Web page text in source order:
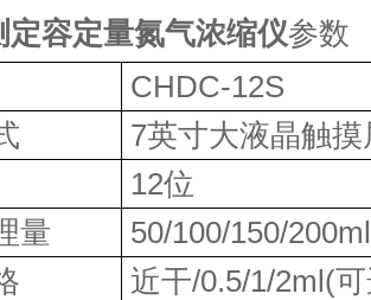
定容定量氮气浓缩仪参数
CHDC-12S
7英寸大液晶触摸
12位
量
50/100/150/
近干/0.5/1/2ml(